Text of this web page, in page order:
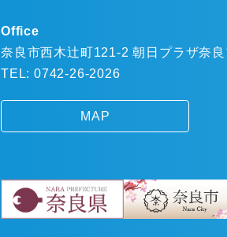
Office
奈良市西木辻町121-2 朝日プラザ奈
TEL: 0742-26-2026
MAP